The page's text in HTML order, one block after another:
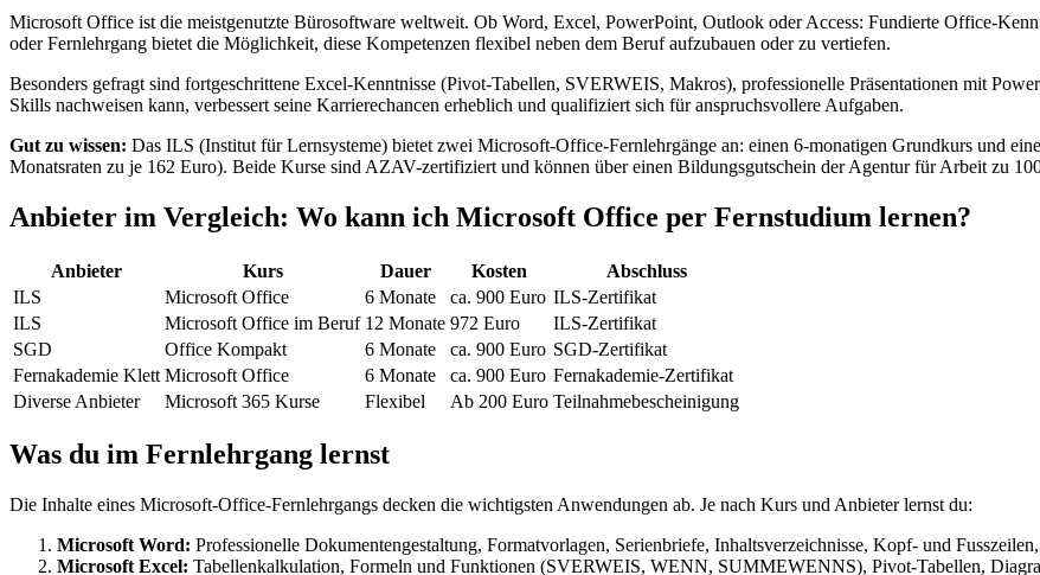
Microsoft Office ist die meistgenutzte Bürosoftware weltweit. Ob Word, Excel, PowerPoint, Outlook oder Access: Fundierte Office-
oder Fernlehrgang bietet die Möglichkeit, diese Kompetenzen flexibel neben dem Beruf aufzubauen oder zu vertiefen.
Besonders gefragt sind fortgeschrittene Excel-Kenntnisse (Pivot-Tabellen, SVERWEIS, Makros), professionelle Präsentationen mit
Skills nachweisen kann, verbessert seine Karrierechancen erheblich und qualifiziert sich für anspruchsvollere Aufgaben.
Gut zu wissen: Das ILS (Institut für Lernsysteme) bietet zwei Microsoft-Office-Fernlehrgänge an: einen 6-monatigen Grundkurs und
Monatsraten zu je 162 Euro). Beide Kurse sind AZAV-zertifiziert und können über einen Bildungsgutschein der Agentur für Arbeit zu
Anbieter im Vergleich: Wo kann ich Microsoft Office per Fernstudium lernen?
Anbieter Kurs Dauer Kosten
Abschluss
ILS
Microsoft Office 6 Monate ca. 900 Euro ILS-Zertifikat
ILS
Microsoft Office im Beruf 12 Monate 972 Euro
ILS-Zertifikat
SGD
Office Kompakt 6 Monate ca. 900 Euro SGD-Zertifikat
Fernakademie Klett Microsoft Office 6 Monate ca. 900 Euro Fernakademie-Zertifikat
Diverse Anbieter
Microsoft 365 Kurse Flexibel Ab 200 Euro Teilnahmebescheinigung
Was du im Fernlehrgang lernst
Die Inhalte eines Microsoft-Office-Fernlehrgangs decken die wichtigsten Anwendungen ab. Je nach Kurs und Anbieter lernst du:
Microsoft Word: Professionelle Dokumentengestaltung, Formatvorlagen, Serienbriefe, Inhaltsverzeichnisse, Kopf- und
Microsoft Excel: Tabellenkalkulation, Formeln und Funktionen (SVERWEIS, WENN, SUMMEWENNS), Pivot-Tabellen,